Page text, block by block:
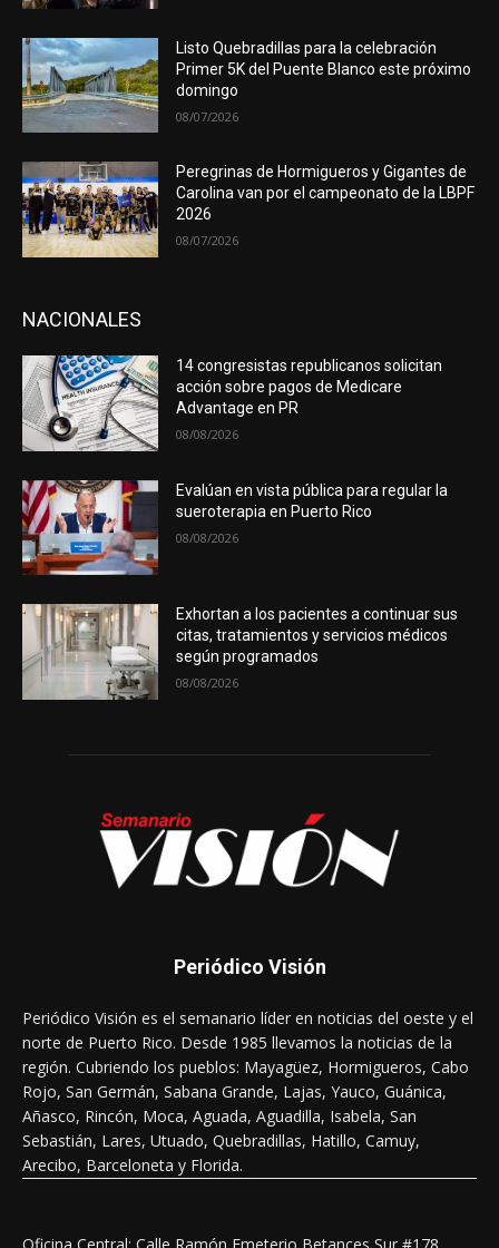
Listo Quebradillas para la celebración
Primer 5K del Puente Blanco este próximo
domingo
08/07/2026
Peregrinas de Hormigueros y Gigantes de
Carolina van por el campeonato de la LBPF
2026
08/07/2026
NACIONALES
14 congresistas republicanos solicitan
acción sobre pagos de Medicare
Advantage en PR
08/08/2026
Evalúan en vista pública para regular la
sueroterapia en Puerto Rico
08/08/2026
Exhortan a los pacientes a continuar sus
citas, tratamientos y servicios médicos
según programados
08/08/2026
Periódico Visión
Periódico Visión es el semanario líder en noticias del oeste y el
norte de Puerto Rico. Desde 1985 llevamos la noticias de la
región. Cubriendo los pueblos: Mayagüez, Hormigueros, Cabo
Rojo, San Germán, Sabana Grande, Lajas, Yauco, Guánica,
Añasco, Rincón, Moca, Aguada, Aguadilla, Isabela, San
Sebastián, Lares, Utuado, Quebradillas, Hatillo, Camuy,
Arecibo, Barceloneta y Florida.
Oficina Central: Calle Ramón Emeterio Betances Sur #178